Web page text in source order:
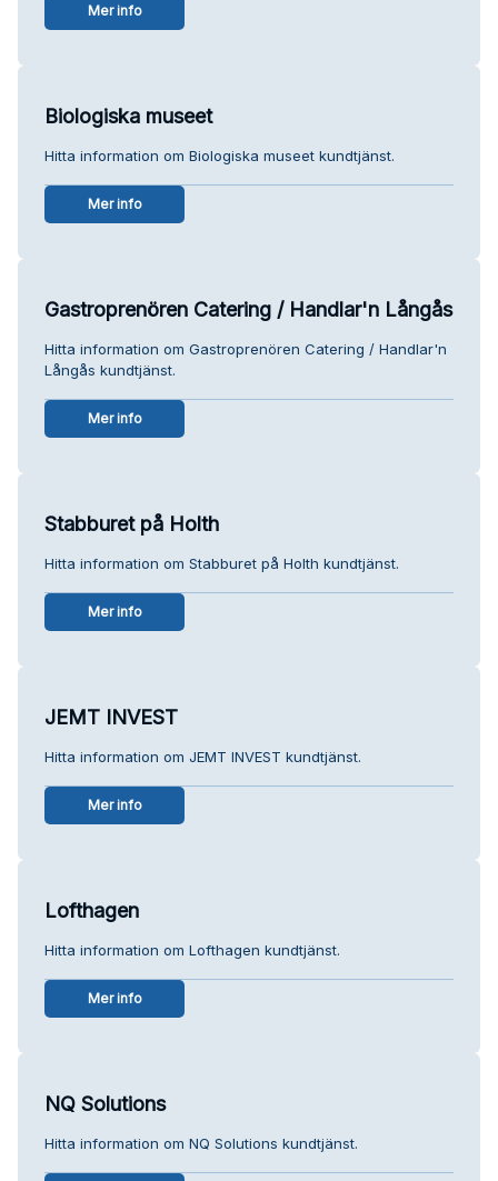
Mer info
Biologiska museet
Hitta information om Biologiska museet kundtjänst.
Mer info
Gastroprenören Catering / Handlar'n Långås
Hitta information om Gastroprenören Catering / Handlar'n
Långås kundtjänst.
Mer info
Stabburet på Holth
Hitta information om Stabburet på Holth kundtjänst.
Mer info
JEMT INVEST
Hitta information om JEMT INVEST kundtjänst.
Mer info
Lofthagen
Hitta information om Lofthagen kundtjänst.
Mer info
NQ Solutions
Hitta information om NQ Solutions kundtjänst.